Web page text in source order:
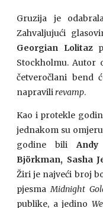
Gruzija je
Zahvaljujući
Georgian Lolitaz
Stockholmu. Autor
četveročlani bend
napravilirevamp.
Kao i protekle
jednakom su
godine bili
Björkman, Sasha
Žiri je najveći broj
pjesmaMidnight
publike, a jedino